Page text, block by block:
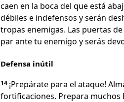
caen en la boca del que está
débiles e indefensos y serán
tropas enemigas. Las puertas
par ante tu enemigo y serás
Defensa inútil
14 ¡Prepárate para el ataque!
fortificaciones. Prepara